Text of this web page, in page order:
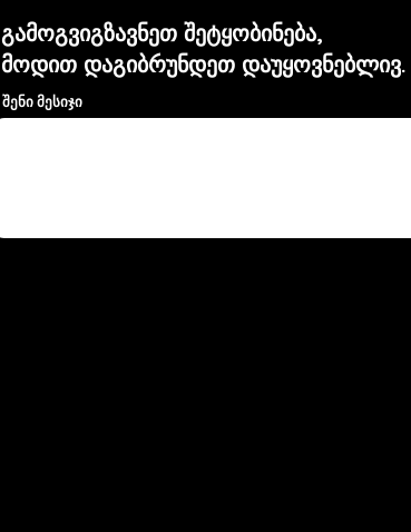
გამოგვიგზავნეთ შეტყობინება,
მოდით დაგიბრუნდეთ დაუყოვნებლივ.
შენი მესიჯი